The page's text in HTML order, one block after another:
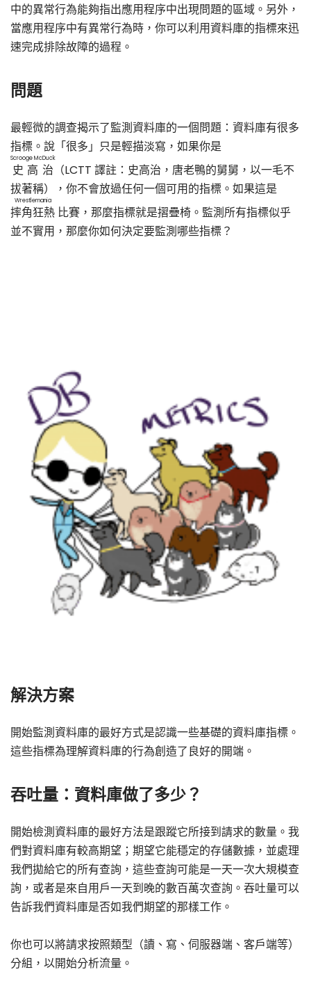
中的異常行為能夠指出應用程序中出現問題的區域。另外，
當應用程序中有異常行為時，你可以利用資料庫的指標來迅
速完成排除故障的過程。
問題
最輕微的調查揭示了監測資料庫的一個問題：資料庫有很多
指標。說「很多」只是輕描淡寫，如果你是
史高治
Scrooge McDuck
（LCTT 譯註：史高治，唐老鴨的舅舅，以一毛不
拔著稱），你不會放過任何一個可用的指標。如果這是
摔角狂熱
Wrestlemania
比賽，那麼指標就是摺疊椅。監測所有指標似乎
並不實用，那麼你如何決定要監測哪些指標？
解決方案
開始監測資料庫的最好方式是認識一些基礎的資料庫指標。
這些指標為理解資料庫的行為創造了良好的開端。
吞吐量：資料庫做了多少？
開始檢測資料庫的最好方法是跟蹤它所接到請求的數量。我
們對資料庫有較高期望；期望它能穩定的存儲數據，並處理
我們拋給它的所有查詢，這些查詢可能是一天一次大規模查
詢，或者是來自用戶一天到晚的數百萬次查詢。吞吐量可以
告訴我們資料庫是否如我們期望的那樣工作。
你也可以將請求按照類型（讀、寫、伺服器端、客戶端等）
分組，以開始分析流量。